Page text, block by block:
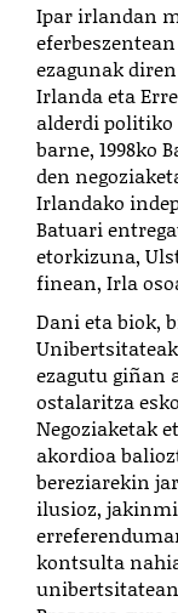
Ipar irlandan
ezagunak
Irlanda eta
alderdi politiko
barne, 1998ko
den
Irlandako
Batuari
etorkizuna,
finean, Irla
Dani eta biok,
ezagutu giñan
ostalaritza
Negoziaketak
akordioa
bereziarekin
ilusioz,
kontsulta